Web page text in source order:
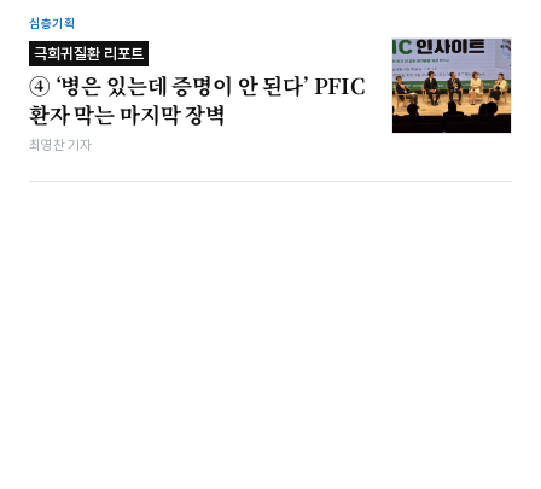
심층기획
극희귀질환 리포트
④ ‘병은 있는데 증명이 안 된다’ PFIC
환자 막는 마지막 장벽
최영찬 기자